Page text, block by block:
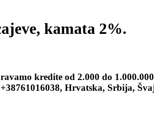
kamata 2%.
kredite od 2.000 do
Hrvatska, Srbija,